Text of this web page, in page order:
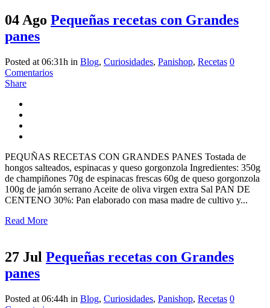
04 Ago Pequeñas recetas con Grandes
panes
Posted at 06:31h in Blog, Curiosidades, Panishop, Recetas 0
Comentarios
Share
PEQUÑAS RECETAS CON GRANDES PANES Tostada de
hongos salteados, espinacas y queso gorgonzola Ingredientes: 350g
de champiñones 70g de espinacas frescas 60g de queso gorgonzola
100g de jamón serrano Aceite de oliva virgen extra Sal PAN DE
CENTENO 30%: Pan elaborado con masa madre de cultivo y...
Read More
27 Jul Pequeñas recetas con Grandes
panes
Posted at 06:44h in Blog, Curiosidades, Panishop, Recetas 0